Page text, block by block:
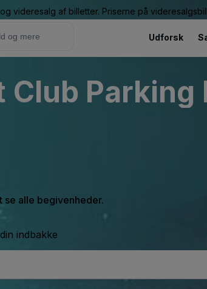
videresalg af billetter. Priserne på
Udforsk
Club
alle begivenheder.
indbakke